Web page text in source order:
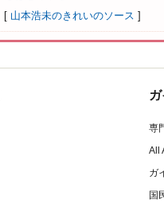
[ 山本浩未のきれいのソース ]
専
All
ガ
国